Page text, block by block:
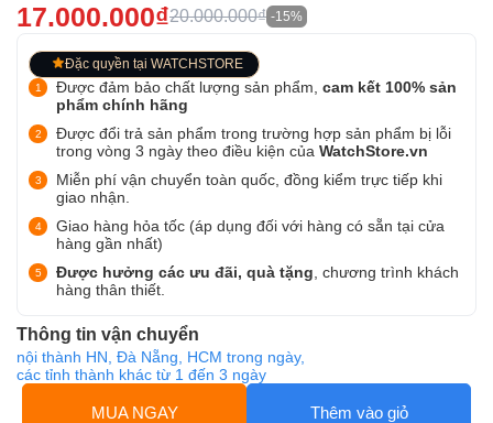
17.000.000₫20.000.000₫ -15%
Đặc quyền tại WATCHSTORE
Được đảm bảo chất lượng sản phẩm, cam kết 100% sản
phẩm chính hãng
Được đổi trả sản phẩm trong trường hợp sản phẩm bị lỗi
trong vòng 3 ngày theo điều kiện của WatchStore.vn
Miễn phí vận chuyển toàn quốc, đồng kiểm trực tiếp khi
giao nhận.
Giao hàng hỏa tốc (áp dụng đối với hàng có sẵn tại cửa
hàng gần nhất)
Được hưởng các ưu đãi, quà tặng , chương trình khách
hàng thân thiết.
Thông tin vận chuyển
nội thành HN, Đà Nẵng, HCM trong ngày,
các tỉnh thành khác từ 1 đến 3 ngày
MUA NGAY Thêm vào giỏ